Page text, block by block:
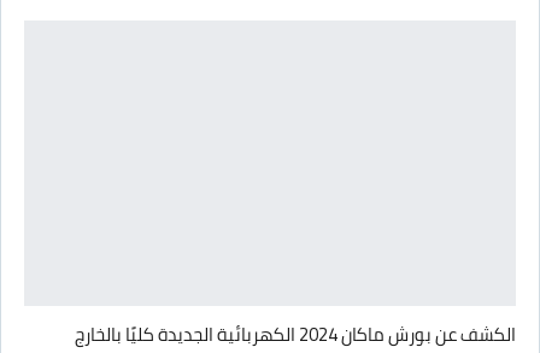
الكشف عن بورش ماكان 2024 الكهربائية الجديدة كليًا بالخارج